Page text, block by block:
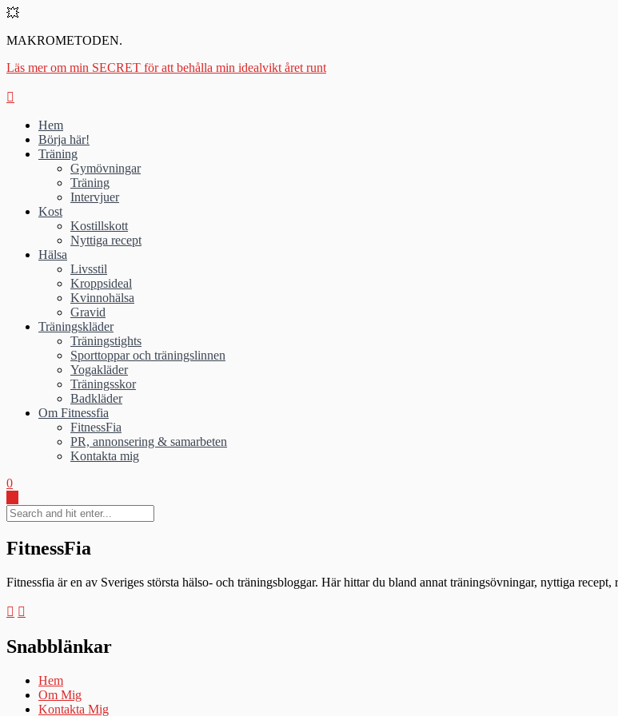
💥
MAKROMETODEN.
Läs mer om min SECRET för att behålla min idealvikt året runt
Hem
Börja här!
Träning
Gymövningar
Träning
Intervjuer
Kost
Kostillskott
Nyttiga recept
Hälsa
Livsstil
Kroppsideal
Kvinnohälsa
Gravid
Träningskläder
Träningstights
Sporttoppar och träningslinnen
Yogakläder
Träningsskor
Badkläder
Om Fitnessfia
FitnessFia
PR, annonsering & samarbeten
Kontakta mig
0
FitnessFia
Fitnessfia är en av Sveriges största hälso- och träningsbloggar. Här hittar du bland annat träningsövningar, nyttiga
Snabblänkar
Hem
Om Mig
Kontakta Mig